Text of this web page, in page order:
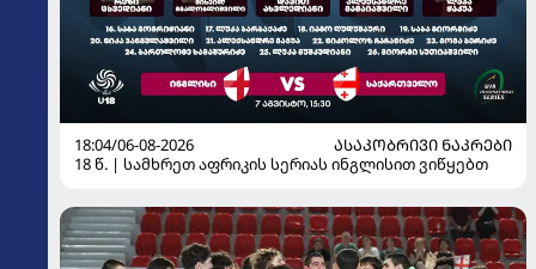
18:04/06-08-2026
ᲐᲡᲐᲙᲝᲑᲠᲘᲕᲘ ᲜᲐᲙᲠᲔᲑᲘ
18 წ. | სამხრეთ აფრიკის სერიას ინგლისით ვიწყებთ